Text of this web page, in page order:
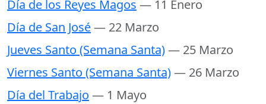
Día de los Reyes Magos — 11 Enero
Día de San José— 22 Marzo
Jueves Santo (Semana Santa)— 25 Marzo
Viernes Santo (Semana Santa)— 26 Marzo
Día del Trabajo — 1 Mayo